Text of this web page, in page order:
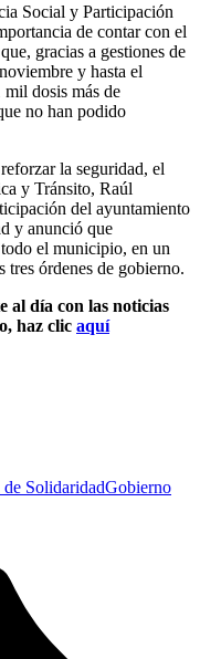
Social y Participación
de contar con el
gracias a gestiones de
y hasta el
dosis más de
no han podido
la seguridad, el
y Tránsito, Raúl
del ayuntamiento
y anunció que
el municipio, en un
tres órdenes de gobierno.
al día con las noticias
haz clic aquí
SolidaridadGobierno